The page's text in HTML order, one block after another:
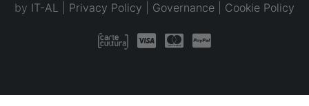
by IT-AL Privacy Policy Governance Cookie Policy